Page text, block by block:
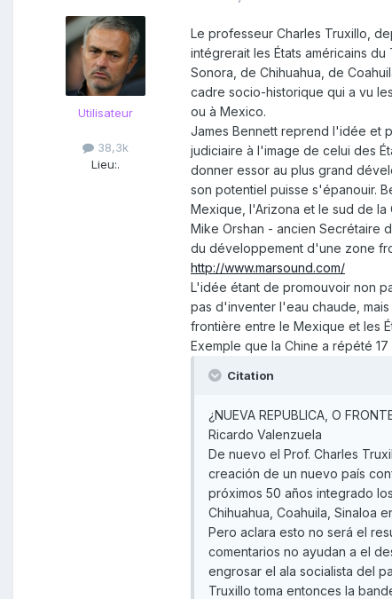
Utilisateur
38,3k
Lieu:.
Le professeur Charles Truxillo,
intégrerait les États américains
Sonora, de Chihuahua, de
cadre socio-historique qui a vu
ou à Mexico.
James Bennett reprend l'idée et
judiciaire à l'image de celui des
donner essor au plus grand
son potentiel puisse s'épanouir.
Mexique, l'Arizona et le sud de la
Mike Orshan - ancien Secrétaire
du développement d'une zone
http://www.marsound.com/
L'idée étant de promouvoir non
pas d'inventer l'eau chaude,
frontière entre le Mexique et les
Exemple que la Chine a répété
Citation
¿NUEVA REPUBLICA, O
Ricardo Valenzuela
De nuevo el Prof. Charles
creación de un nuevo país
próximos 50 años integrado
Chihuahua, Coahuila, Sinaloa
Pero aclara esto no será el
comentarios no ayudan a el
engrosar el ala socialista del
Truxillo toma entonces la